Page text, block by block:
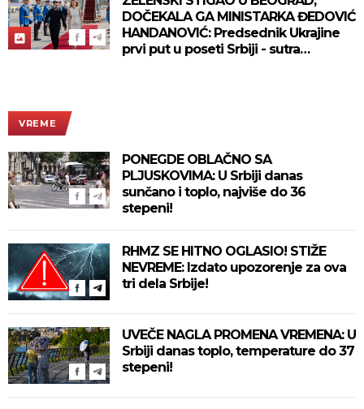
DOČEKALA GA MINISTARKA ĐEDOVIĆ
HANDANOVIĆ: Predsednik Ukrajine
prvi put u poseti Srbiji - sutra
VREME
PONEGDE OBLAČNO SA
PLJUSKOVIMA: U Srbiji danas
sunčano i toplo, najviše do 36
stepeni!
RHMZ SE HITNO OGLASIO! STIŽE
NEVREME: Izdato upozorenje za ova
tri dela Srbije!
UVEČE NAGLA PROMENA VREMENA: U
Srbiji danas toplo, temperature do 37
stepeni!